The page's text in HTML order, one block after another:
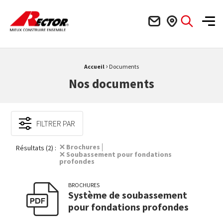
Rector Mieux construire ensemble
Accueil › Documents
Nos documents
FILTRER PAR
Résultats (2) :
Brochures
Soubassement pour fondations
profondes
BROCHURES
Système de soubassement
pour fondations profondes